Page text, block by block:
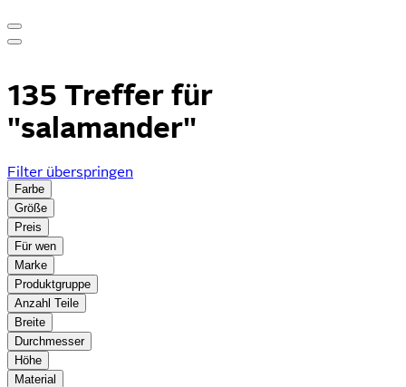
135 Treffer für
"salamander"
Filter überspringen
Farbe
Größe
Preis
Für wen
Marke
Produktgruppe
Anzahl Teile
Breite
Durchmesser
Höhe
Material